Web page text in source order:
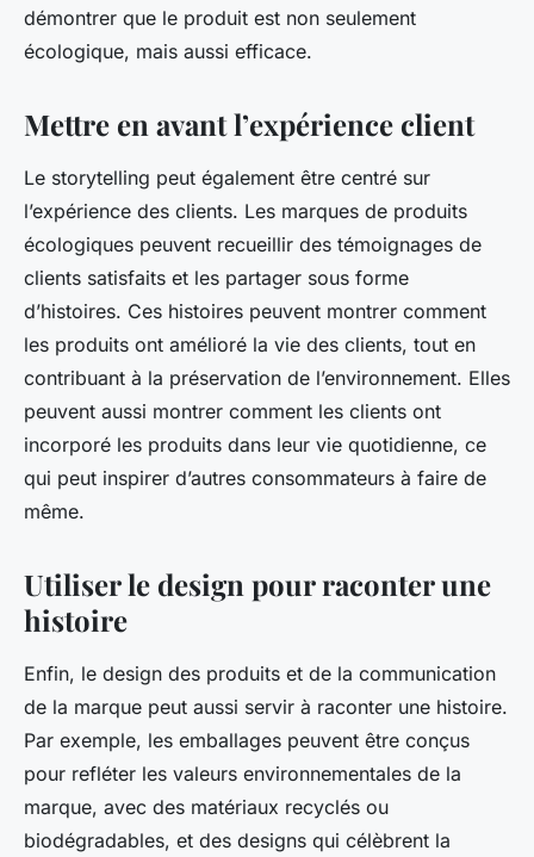
démontrer que le produit est non seulement
écologique, mais aussi efficace.
Mettre en avant l’expérience client
Le storytelling peut également être centré sur
l’expérience des clients. Les marques de produits
écologiques peuvent recueillir des témoignages de
clients satisfaits et les partager sous forme
d’histoires. Ces histoires peuvent montrer comment
les produits ont amélioré la vie des clients, tout en
contribuant à la préservation de l’environnement. Elles
peuvent aussi montrer comment les clients ont
incorporé les produits dans leur vie quotidienne, ce
qui peut inspirer d’autres consommateurs à faire de
même.
Utiliser le design pour raconter une
histoire
Enfin, le design des produits et de la communication
de la marque peut aussi servir à raconter une histoire.
Par exemple, les emballages peuvent être conçus
pour refléter les valeurs environnementales de la
marque, avec des matériaux recyclés ou
biodégradables, et des designs qui célèbrent la